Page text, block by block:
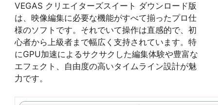
VEGAS クリエイターズスイート ダウンロード版
は、映像編集に必要な機能がすべて揃ったプロ仕
様のソフトです。それでいて操作は直感的で、初
心者から上級者まで幅広く支持されています。特
にGPU加速によるサクサクした編集体験や豊富な
エフェクト、自由度の高いタイムライン設計が魅
力です。